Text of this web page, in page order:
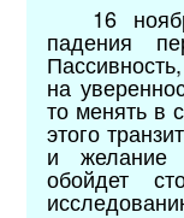
16
падения
на
то менять в
этого
и желание
обойдет